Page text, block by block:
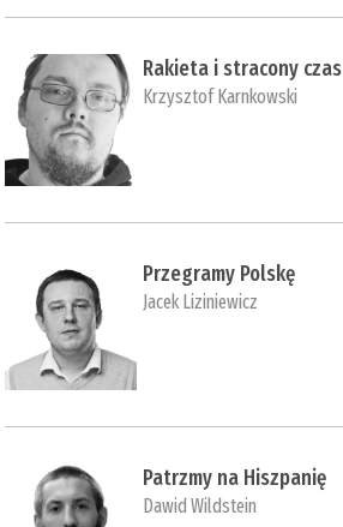
Rakieta i stracony czas
Krzysztof Karnkowski
Przegramy Polskę
Jacek Liziniewicz
Patrzmy na Hiszpanię
Dawid Wildstein